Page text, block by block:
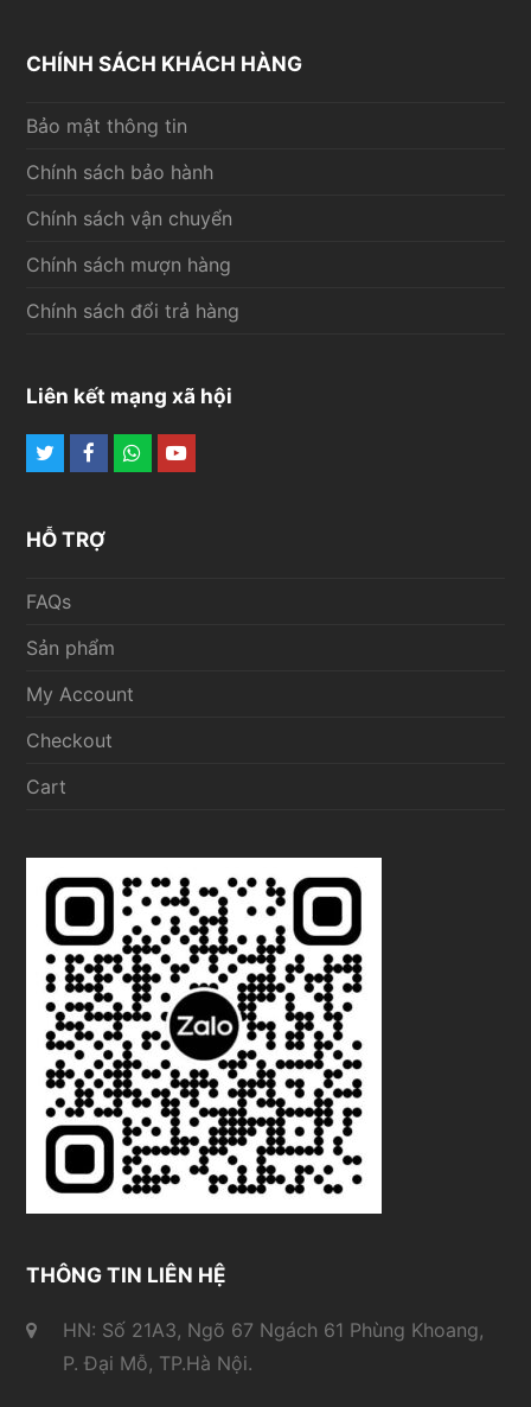
CHÍNH SÁCH KHÁCH HÀNG
Bảo mật thông tin
Chính sách bảo hành
Chính sách vận chuyển
Chính sách mượn hàng
Chính sách đổi trả hàng
Liên kết mạng xã hội
TwitterFacebook
Whatsapp
Youtube
HỖ TRỢ
FAQs
Sản phẩm
My Account
Checkout
Cart
THÔNG TIN LIÊN HỆ
HN: Số 21A3, Ngõ 67 Ngách 61 Phùng Khoang,
P. Đại Mỗ, TP.Hà Nội.